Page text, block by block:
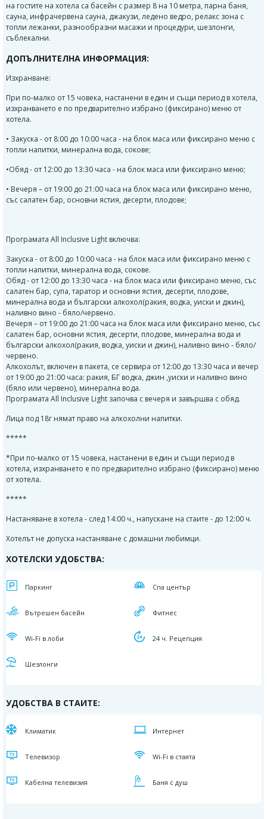
на гостите на хотела са басейн с размер 8 на 10 метра, парна баня,
сауна, инфрачервена сауна, джакузи, ледено ведро, релакс зона с
топли лежанки, разнообразни масажи и процедури, шезлонги,
съблекални.
ДОПЪЛНИТЕЛНА ИНФОРМАЦИЯ:
Изхранване:
При по-малко от 15 човека, настанени в един и същи период в хотела,
изхранването е по предварително избрано (фиксирано) меню от
хотела.
• Закуска - от 8:00 до 10:00 часа - на блок маса или фиксирано меню с
топли напитки, минерална вода, сокове;
•Обяд - от 12:00 до 13:30 часа - на блок маса или фиксирано меню;
• Вечеря – от 19:00 до 21:00 часа на блок маса или фиксирано меню,
със салатен бар, основни ястия, десерти, плодове;
Програмата All Inclusive Light включва:
Закуска - от 8:00 до 10:00 часа - на блок маса или фиксирано меню с
топли напитки, минерална вода, сокове.
Обяд - от 12:00 до 13:30 часа - на блок маса или фиксирано меню, със
салатен бар, супа, таратор и основни ястия, десерти, плодове,
минерална вода и български алкохол(ракия, водка, уиски и джин),
наливно вино - бяло/червено.
Вечеря – от 19:00 до 21:00 часа на блок маса или фиксирано меню, със
салатен бар, основни ястия, десерти, плодове, минерална вода и
български алкохол(ракия, водка, уиски и джин), наливно вино - бяло/
червено.
Алкохолът, включен в пакета, се сервира от 12:00 до 13:30 часа и вечер
от 19:00 до 21:00 часа: ракия, БГ водка, джин ,уиски и наливно вино
(бяло или червено), минерална вода.
Програмата All Inclusive Light започва с вечеря и завършва с обяд.
Лица под 18г нямат право на алкохолни напитки.
*****
*При по-малко от 15 човека, настанени в един и същи период в
хотела, изхранването е по предварително избрано (фиксирано) меню
от хотела.
*****
Настаняване в хотела - след 14:00 ч., напускане на стаите - до 12:00 ч.
Хотелът не допуска настаняване с домашни любимци.
ХОТЕЛСКИ УДОБСТВА:
Паркинг Спа център
Вътрешен басейн Фитнес
Wi-Fi в лоби 24 ч. Рецепция
Шезлонги
УДОБСТВА В СТАИТЕ:
Климатик Интернет
Телевизор Wi-Fi в стаята
Кабелна телевизия Баня с душ